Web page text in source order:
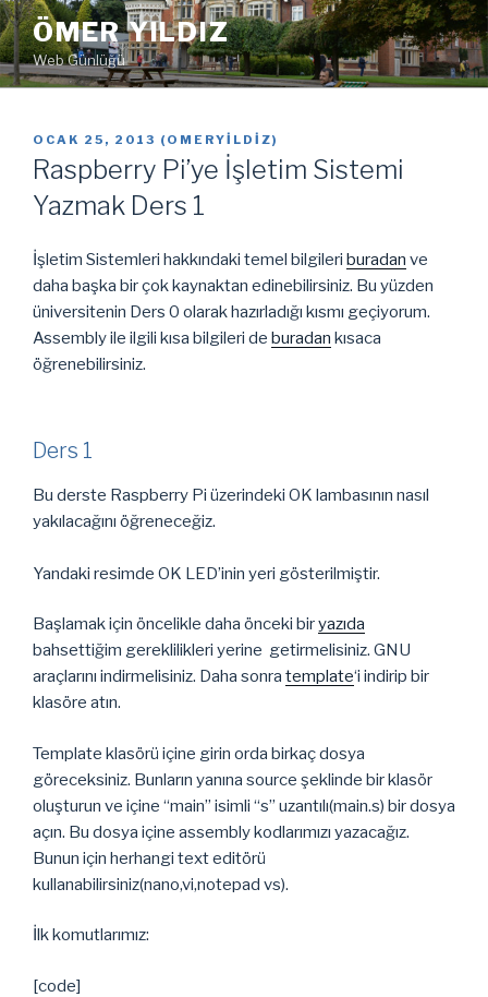
İçeriğe
geç ÖMER YILDIZ
Web Günlüğü
YAYIM
TARIHI
OCAK 25, 2013 ( OMERYILDIZ)
Raspberry Pi’ye İşletim Sistemi
Yazmak Ders 1
İşletim Sistemleri hakkındaki temel bilgileri buradan ve
daha başka bir çok kaynaktan edinebilirsiniz. Bu yüzden
üniversitenin Ders 0 olarak hazırladığı kısmı geçiyorum.
Assembly ile ilgili kısa bilgileri de buradan kısaca
öğrenebilirsiniz.
Ders 1
Bu derste Raspberry Pi üzerindeki OK lambasının nasıl
yakılacağını öğreneceğiz.
Yandaki resimde OK LED’inin yeri gösterilmiştir.
Başlamak için öncelikle daha önceki biryazıda
bahsettiğim gereklilikleri yerine getirmelisiniz. GNU
araçlarını indirmelisiniz. Daha sonra template‘i indirip bir
klasöre atın.
Template klasörü içine girin orda birkaç dosya
göreceksiniz. Bunların yanına source şeklinde bir klasör
oluşturun ve içine “main” isimli “s” uzantılı(main.s) bir dosya
açın. Bu dosya içine assembly kodlarımızı yazacağız.
Bunun için herhangi text editörü
kullanabilirsiniz(nano,vi,notepad vs).
İlk komutlarımız:
[code]